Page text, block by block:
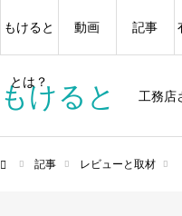
もけると 工務店
もけると
とは？
動画 記事
記事 レビューと取材